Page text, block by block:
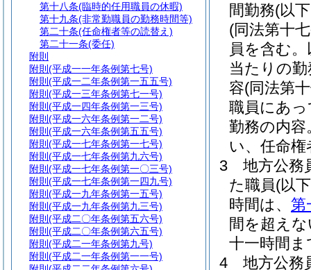
間勤務(以
(同法第十
員を含む
当たりの
容(同法第
職員にあ
勤務の内容
い、任命
3
地方公務
た職員(以
時間は、 第
間を超え
十一時間
4
地方公務
第十八条(臨時的任用職員の休暇)
第十九条(非常勤職員の勤務時間等)
第二十条(任命権者等の読替え)
第二十一条(委任)
附則
附則 (平成一一年条例第七号)
附則 (平成一二年条例第一五五号)
附則 (平成一三年条例第七一号)
附則 (平成一四年条例第一三号)
附則 (平成一六年条例第一二号)
附則 (平成一六年条例第五五号)
附則 (平成一七年条例第一七号)
附則 (平成一七年条例第九六号)
附則 (平成一七年条例第一〇三号)
附則 (平成一七年条例第一四九号)
附則 (平成一九年条例第一五号)
附則 (平成一九年条例第九三号)
附則 (平成二〇年条例第五六号)
附則 (平成二〇年条例第六五号)
附則 (平成二一年条例第九号)
附則 (平成二一年条例第一一号)